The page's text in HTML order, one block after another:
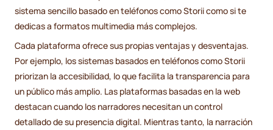
sistema sencillo basado en teléfonos como Storii como si te
dedicas a formatos multimedia más complejos.
Cada plataforma ofrece sus propias ventajas y desventajas.
Por ejemplo, los sistemas basados en teléfonos como Storii
priorizan la accesibilidad, lo que facilita la transparencia para
un público más amplio. Las plataformas basadas en la web
destacan cuando los narradores necesitan un control
detallado de su presencia digital. Mientras tanto, la narración